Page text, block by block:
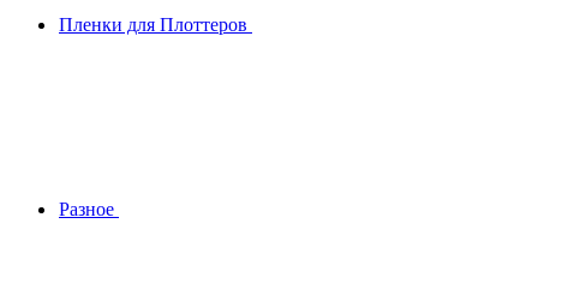
Пленки для Плоттеров
Разное